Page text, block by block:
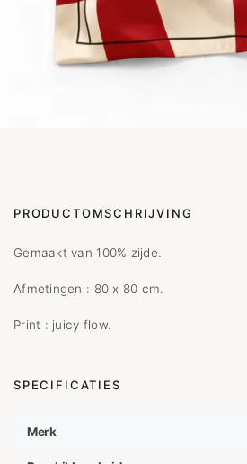
PRODUCTOMSCHRIJVING
Gemaakt van 100% zijde.
Afmetingen : 80 x 80 cm.
Print : juicy flow.
SPECIFICATIES
Merk